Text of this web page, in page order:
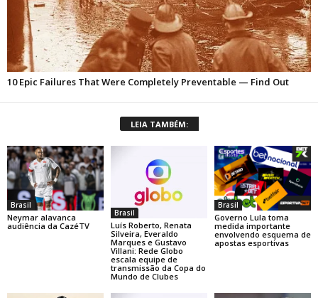
LEIA TAMBÉM:
Brasil
Neymar alavanca
audiência da CazéTV
Brasil
Luís Roberto, Renata
Silveira, Everaldo
Marques e Gustavo
Villani: Rede Globo
escala equipe de
transmissão da Copa do
Mundo de Clubes
Brasil
Governo Lula toma
medida importante
envolvendo esquema de
apostas esportivas